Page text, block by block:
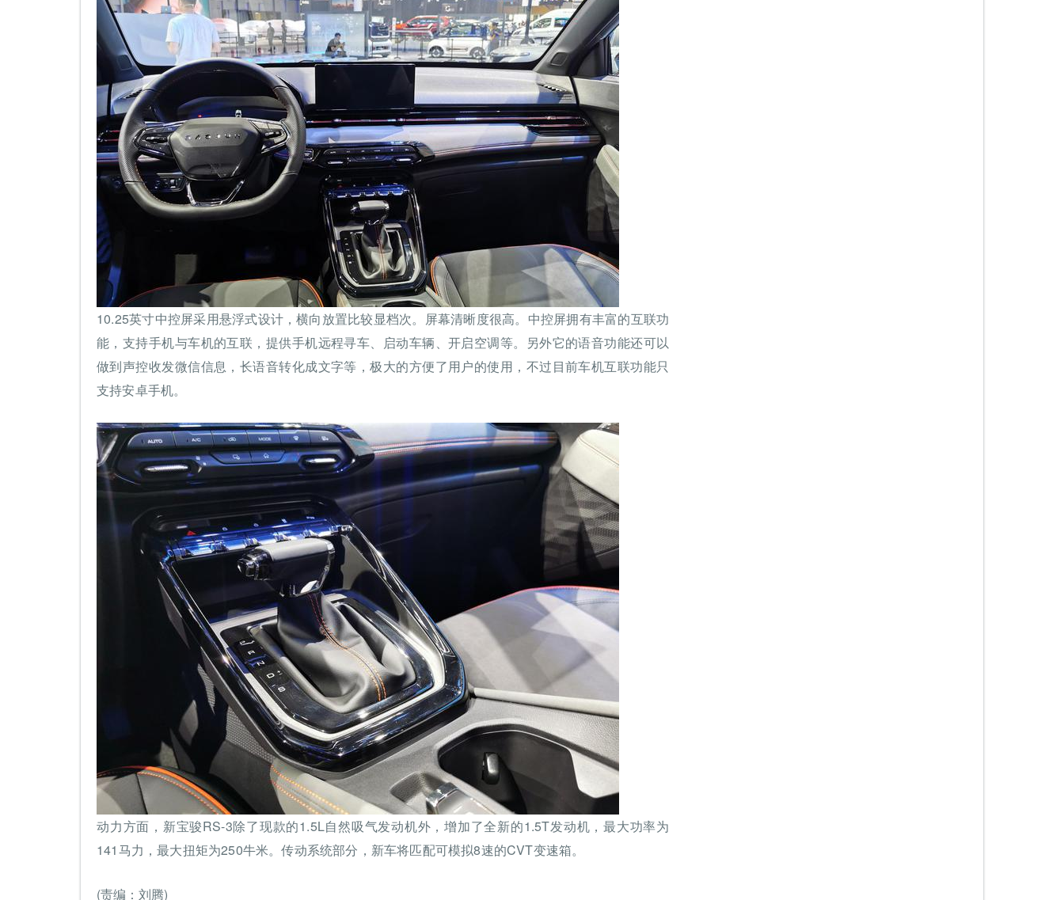
10.25英寸中控屏采用悬浮式设计，横向放置比较显档次。屏幕清晰度很高。中控屏拥有丰富的互联功
能，支持手机与车机的互联，提供手机远程寻车、启动车辆、开启空调等。另外它的语音功能还可以
做到声控收发微信信息，长语音转化成文字等，极大的方便了用户的使用，不过目前车机互联功能只
支持安卓手机。
动力方面，新宝骏RS-3除了现款的1.5L自然吸气发动机外，增加了全新的1.5T发动机，最大功率为
141马力，最大扭矩为250牛米。传动系统部分，新车将匹配可模拟8速的CVT变速箱。
(责编：刘腾)